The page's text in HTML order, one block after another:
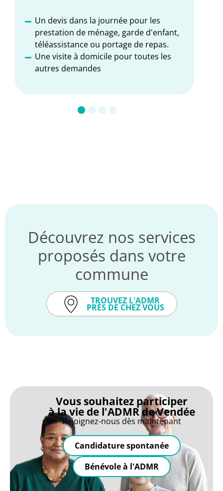
Un devis dans la journée pour les
prestation de ménage, garde d'enfant,
téléassistance ou portage de repas.
Une visite à domicile pour toutes les
autres demandes
Découvrez nos services
proposés dans votre
commune
TROUVEZ L'ADMR
PRÈS DE CHEZ VOUS
Vous souhaitez participer
à la vie de l'ADMR de Vendée
Rejoignez-nous dès maintenant
Candidature spontanée
Bénévole à l'ADMR